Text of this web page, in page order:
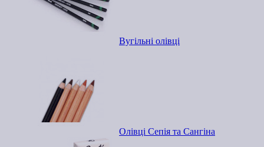
Вугільні олівці
Олівці Сепія та Сангіна